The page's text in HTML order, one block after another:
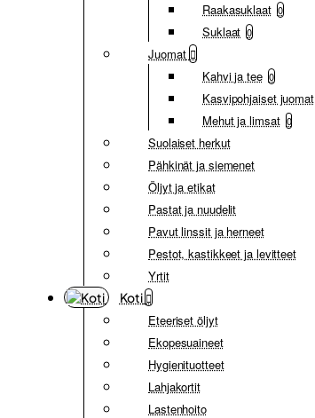
Raakasuklaat 0
Suklaat 0
Juomat
Kahvi ja tee 0
Kasvipohjaiset juomat
Mehut ja limsat 0
Suolaiset herkut
Pähkinät ja siemenet
Öljyt ja etikat
Pastat ja nuudelit
Pavut linssit ja herneet
Pestot, kastikkeet ja levitteet
Yrtit
Koti
Eteeriset öljyt
Ekopesuaineet
Hygienituotteet
Lahjakortit
Lastenhoito